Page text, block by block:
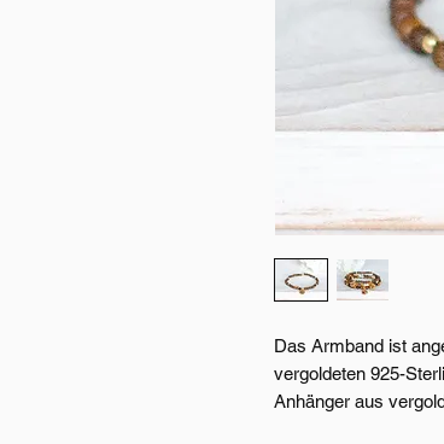
Das Armband ist
vergoldeten 925-
Anhänger aus